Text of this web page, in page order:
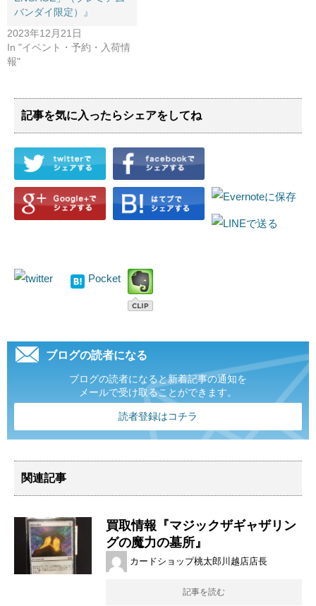
バンダイ限定）』
2023年12月21日
In "イベント・予約・入荷情
報"
記事を気に入ったらシェアをしてね
Pocket
ブログの読者になる
ブログの読者になると新着記事の通知を
メールで受け取ることができます。
読者登録はコチラ
関連記事
買取情報『マジックザギャザリン
グの魔力の墓所』
カードショップ桃太郎川越店店長
記事を読む